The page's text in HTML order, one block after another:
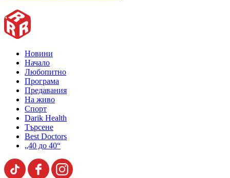
Новини
Начало
Любопитно
Програма
Предавания
На живо
Спорт
Darik Health
Търсене
Best Doctors
„40 до 40“